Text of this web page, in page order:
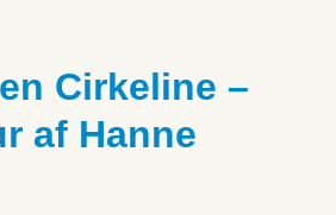
Cirkeline –
af Hanne